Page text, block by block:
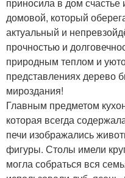
домовой, который
актуальный и
прочностью и
природным теплом и
представлениях
мироздания!
Главным предметом
которая всегда
печи изображались
фигуры. Столы имели
могла собраться вся